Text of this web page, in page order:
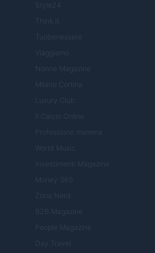
Style24
Think.it
Tuobenessere
Viaggiamo
Nonne Magazine
Milano Cortina
Luxury Club
Il Calcio Online
Professione mamma
World Music
Investimenti Magazine
Money 365
Zona Nerd
B2B Magazine
People Magazine
Day Travel